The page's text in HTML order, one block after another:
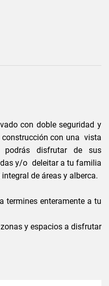
con doble seguridad y
construcción con una vista
disfrutar de sus
y/o deleitar a tu familia
de áreas y alberca.
termines enteramente a tu
y espacios a disfrutar